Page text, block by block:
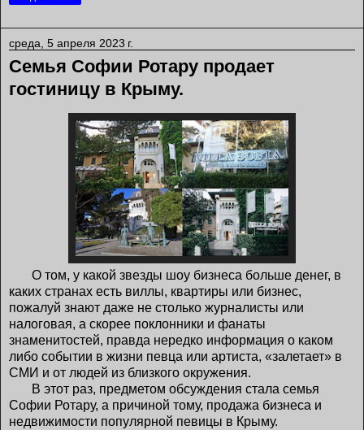
среда, 5 апреля 2023 г.
Семья Софии Ротару продает
гостиницу в Крыму.
О том, у какой звезды шоу бизнеса больше денег, в
каких странах есть виллы, квартиры или бизнес,
пожалуй знают даже не столько журналисты или
налоговая, а скорее поклонники и фанаты
знаменитостей, правда нередко информация о каком
либо событии в жизни певца или артиста, «залетает» в
СМИ и от людей из близкого окружения.
В этот раз, предметом обсуждения стала семья
Софии Ротару, а причиной тому, продажа бизнеса и
недвижимости популярной певицы в Крыму.